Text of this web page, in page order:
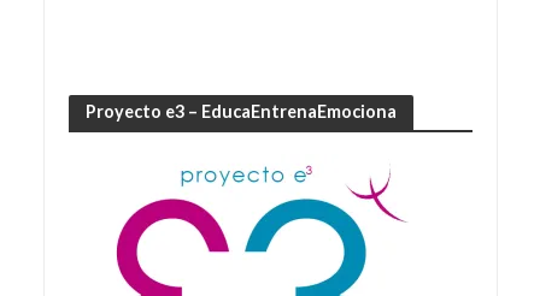
Proyecto e3 – EducaEntrenaEmociona